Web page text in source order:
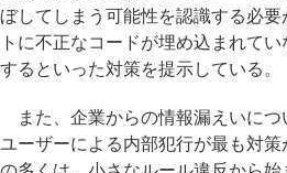
ぼしてしまう可能性を認識する必
トに不正なコードが埋め込まれて
するといった対策を提示している。
また、企業からの情報漏えいにつ
ユーザーによる内部犯行が最も対